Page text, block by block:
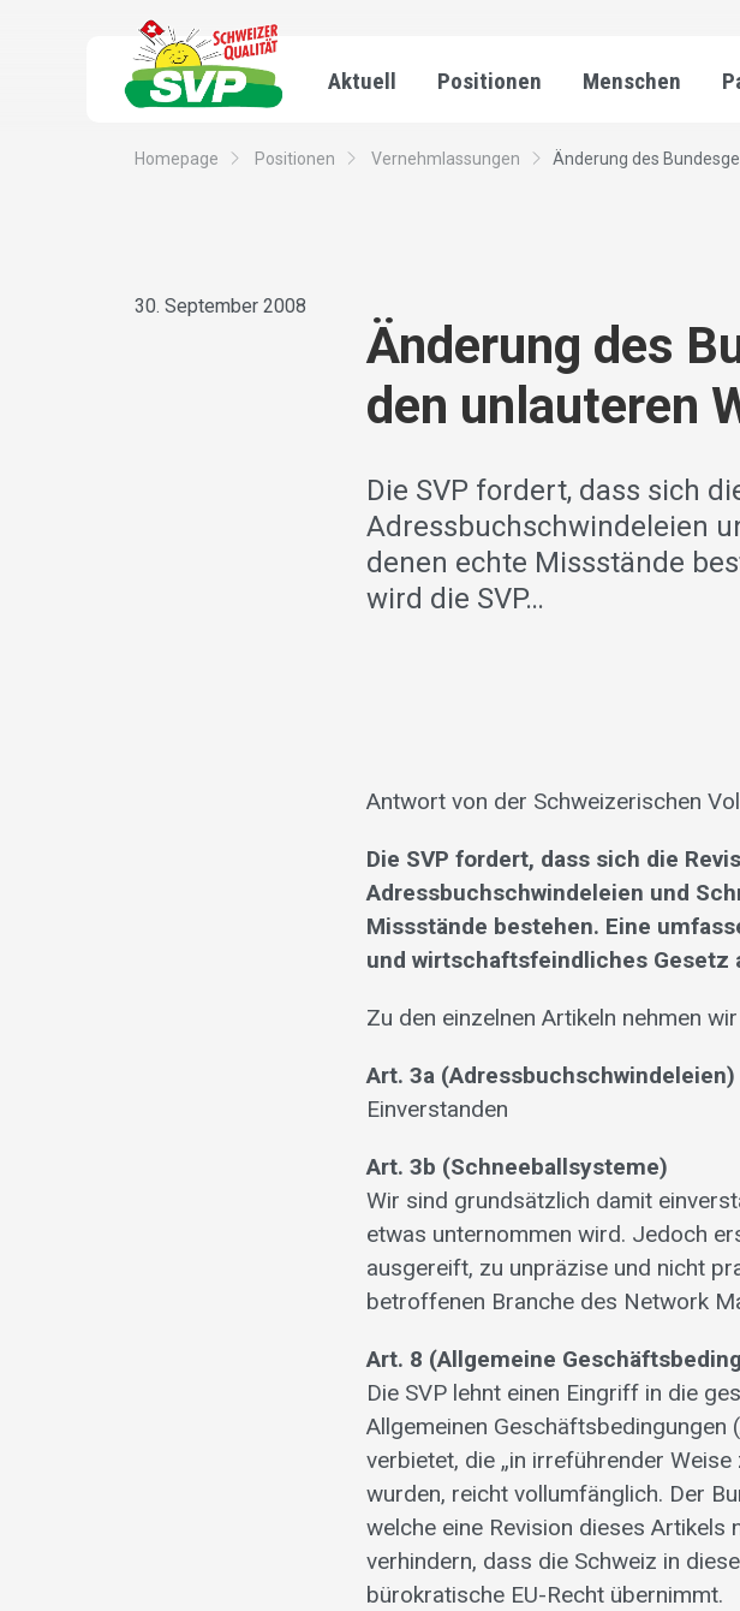
Aktuell Positionen Menschen
Homepage Positionen Vernehmlassungen Änderung des
30. September 2008
Änderung des
den unlauteren
Die SVP fordert, dass sich
Adressbuchschwindeleien
denen echte Missstände
wird die SVP…
Antwort von der Schweizerischen
Die SVP fordert, dass sich die
Adressbuchschwindeleien und
Missstände bestehen. Eine
und wirtschaftsfeindliches Gesetz
Zu den einzelnen Artikeln nehmen
Art. 3a (Adressbuchschwindeleien)
Einverstanden
Art. 3b (Schneeballsysteme)
Wir sind grundsätzlich damit
etwas unternommen wird. Jedoch
ausgereift, zu unpräzise und nicht
betroffenen Branche des Network
Art. 8 (Allgemeine
Die SVP lehnt einen Eingriff in die
Allgemeinen Geschäftsbedingungen
verbietet, die „in irreführender
wurden, reicht vollumfänglich. Der
welche eine Revision dieses
verhindern, dass die Schweiz in
bürokratische EU-Recht übernimmt.